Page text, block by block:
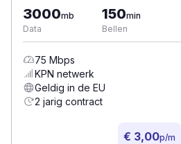
3000mb
Data
150min
Bellen
75 Mbps
KPN netwerk
Geldig in de EU
2 jarig contract
€ 3,00p/m